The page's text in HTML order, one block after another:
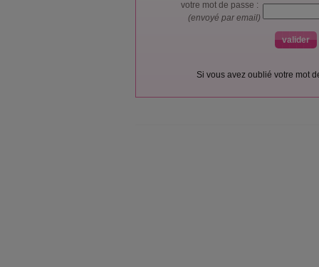
votre mot de passe :
(envoyé par email)
Si vous avez oublié votre mot